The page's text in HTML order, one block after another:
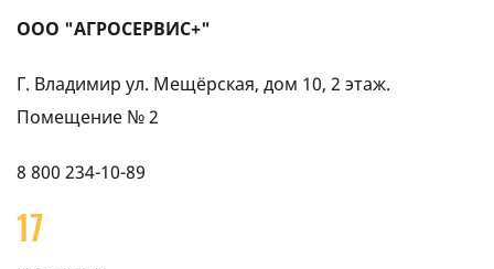
ООО "АГРОСЕРВИС+"
Г. Владимир ул. Мещёрская, дом 10, 2 этаж.
Помещение № 2
8 800 234-10-89
17